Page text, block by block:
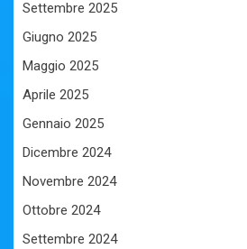
Settembre 2025
Giugno 2025
Maggio 2025
Aprile 2025
Gennaio 2025
Dicembre 2024
Novembre 2024
Ottobre 2024
Settembre 2024